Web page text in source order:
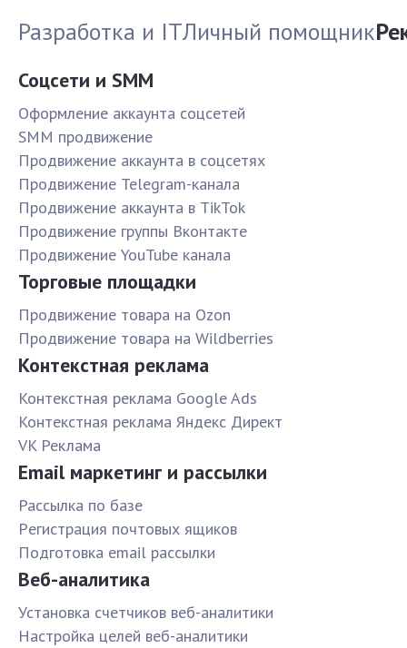
Разработка и ITЛичный помощник
Соцсети и SMM
Оформление аккаунта соцсетей
SMM продвижение
Продвижение аккаунта в соцсетях
Продвижение Telegram-канала
Продвижение аккаунта в TikTok
Продвижение группы Вконтакте
Продвижение YouTube канала
Торговые площадки
Продвижение товара на Ozon
Продвижение товара на Wildberries
Контекстная реклама
Контекстная реклама Google Ads
Контекстная реклама Яндекс Директ
VK Реклама
Email маркетинг и рассылки
Рассылка по базе
Pегистрация почтовых ящиков
Подготовка email рассылки
Веб-аналитика
Установка счетчиков веб-аналитики
Настройка целей веб-аналитики